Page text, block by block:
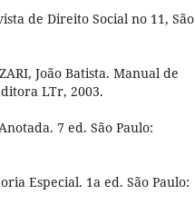
de Direito Social no 11, São
João Batista. Manual de
LTr, 2003.
7 ed. São Paulo:
Especial. 1a ed. São Paulo: